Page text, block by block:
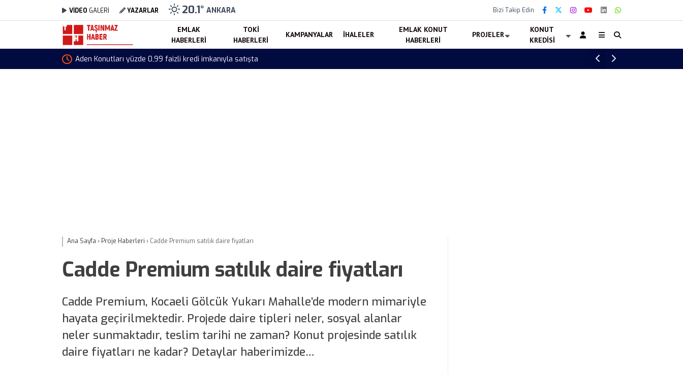
VİDEO GALERİ YAZARLAR 20.1° ANKARA Bizi Takip Edin
EMLAK
HABERLERI
TOKI
HABERLERI
KAMPANYALAR İHALELER
EMLAK KONUT
HABERLERI
PROJELER
KONUT
KREDISI
Ana Sayfa › Proje Haberleri › Cadde Premium satılık daire fiyatları
Cadde Premium satılık daire fiyatları
Cadde Premium, Kocaeli Gölcük Yukarı Mahalle’de modern mimariyle
hayata geçirilmektedir. Projede daire tipleri neler, sosyal alanlar
neler sunmaktadır, teslim tarihi ne zaman? Konut projesinde satılık
daire fiyatları ne kadar? Detaylar haberimizde…